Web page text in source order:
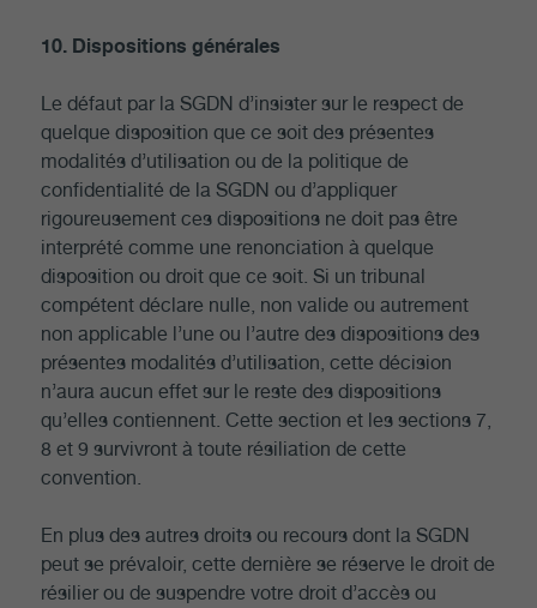
10. Dispositions générales
Le défaut par la SGDN d’insister sur le respect de
quelque disposition que ce soit des présentes
modalités d’utilisation ou de la politique de
confidentialité de la SGDN ou d’appliquer
rigoureusement ces dispositions ne doit pas être
interprété comme une renonciation à quelque
disposition ou droit que ce soit. Si un tribunal
compétent déclare nulle, non valide ou autrement
non applicable l’une ou l’autre des dispositions des
présentes modalités d’utilisation, cette décision
n’aura aucun effet sur le reste des dispositions
qu’elles contiennent. Cette section et les sections 7,
8 et 9 survivront à toute résiliation de cette
convention.
En plus des autres droits ou recours dont la SGDN
peut se prévaloir, cette dernière se réserve le droit de
résilier ou de suspendre votre droit d’accès ou